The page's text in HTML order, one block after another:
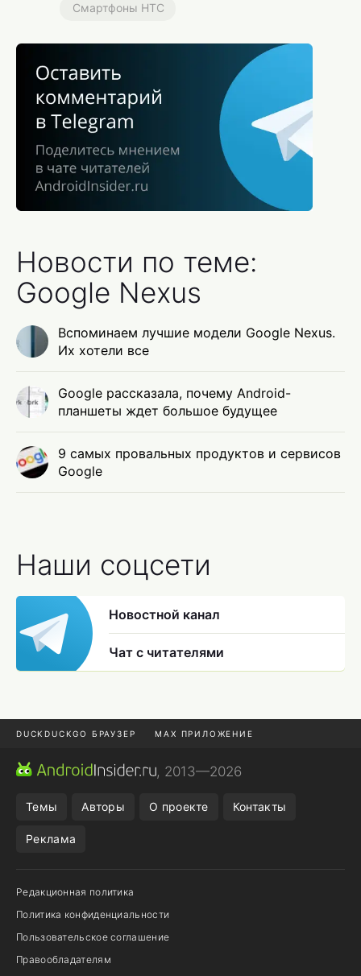
Смартфоны HTC
Новости по теме:
Google Nexus
Вспоминаем лучшие модели Google Nexus.
Их хотели все
Google рассказала, почему Android-
планшеты ждет большое будущее
9 самых провальных продуктов и сервисов
Google
Наши соцсети
Новостной канал
Чат с читателями
DUCKDUCKGO БРАУЗЕР MAX ПРИЛОЖЕНИЕ
ПРИЛОЖЕНИЯ ANDROID
, 2013—2026
Темы Авторы О проекте Контакты
Реклама
Редакционная политика
Политика конфиденциальности
Пользовательское соглашение
Правообладателям